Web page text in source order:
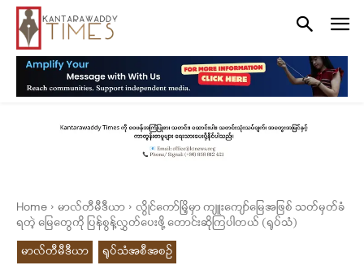
Home မာလ်တီမီဒီယာ
လွိုင်ကော်မြိ့မှာ ကျူးကျော်မြေအဖြစ် သတ်မှတ်ခံ
ရတဲ့ မြေတွေကို ပြန်စွန့်လွှတ်ပေးဖို့ တောင်းဆိုကြပါတယ် (ရုပ်သံ)
မာလ်တီမီဒီယာ
ရုပ်သံအစီအစဉ်